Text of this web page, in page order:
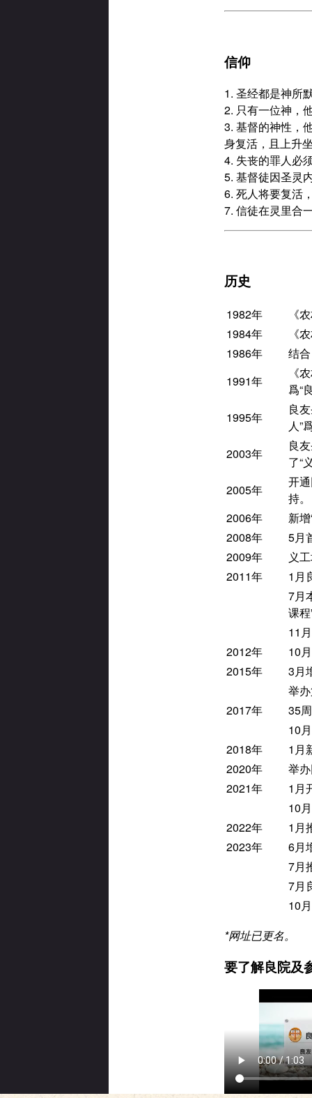
信仰
1. 圣经都是神所
2. 只有一位神，
3. 基督的神性，
身复活，且上升
4. 失丧的罪人必
5. 基督徒因圣灵
6. 死人将要复活
7. 信徒在灵里合
历史
1982年
《
1984年
《
1986年
结
1991年
《
爲“
1995年
良
人”
2003年
良
了“
2005年
开
持。
2006年
新
2008年
5月
2009年
义
2011年
1月
7月
课程
11
2012年
10
2015年
3月
举
2017年
35
10
2018年
1月
2020年
举
2021年
1月
10
2022年
1月
2023年
6月
7月
7月
10
*网址已更名。
要了解良院及